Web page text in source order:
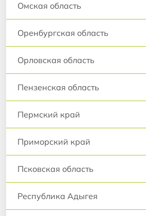
Омская область
Оренбургская область
Орловская область
Пензенская область
Пермский край
Приморский край
Псковская область
Республика Адыгея